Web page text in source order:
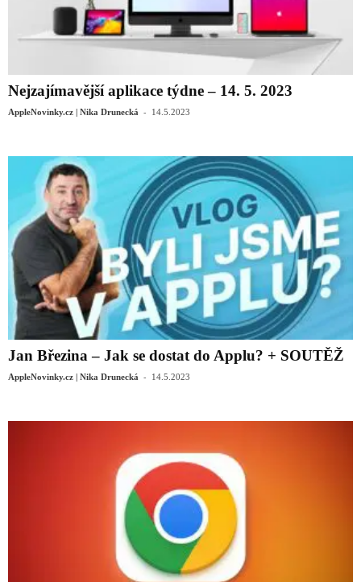
Nejzajímavější aplikace týdne – 14. 5. 2023
AppleNovinky.cz | Nika Drunecká - 14.5.2023
Jan Březina – Jak se dostat do Applu? + SOUTĚŽ
AppleNovinky.cz | Nika Drunecká - 14.5.2023